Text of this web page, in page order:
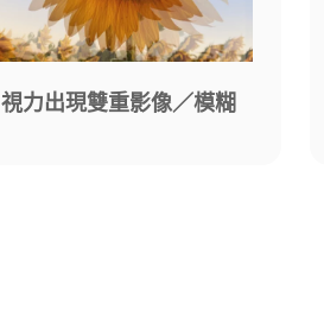
視力出現雙重影像／模糊